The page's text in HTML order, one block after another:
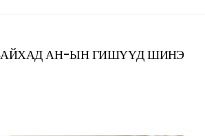
АН-ЫН ГИШҮҮД ШИНЭ